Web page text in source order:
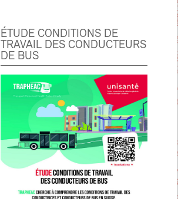
ÉTUDE CONDITIONS DE
TRAVAIL DES CONDUCTEURS
DE BUS